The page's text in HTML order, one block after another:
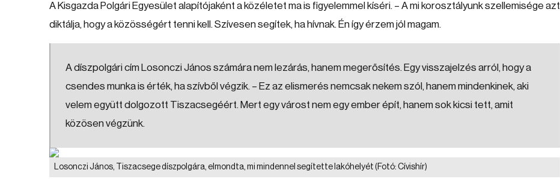
A Kisgazda Polgári Egyesület alapítójaként a közéletet ma is figyelemmel kíséri. – A mi korosztályunk szellemisége azt
diktálja, hogy a közösségért tenni kell. Szívesen segítek, ha hívnak. Én így érzem jól magam.
A díszpolgári cím Losonczi János számára nem lezárás, hanem megerősítés. Egy visszajelzés arról, hogy a
csendes munka is érték, ha szívből végzik. – Ez az elismerés nemcsak nekem szól, hanem mindenkinek, aki
velem együtt dolgozott Tiszacsegéért. Mert egy várost nem egy ember épít, hanem sok kicsi tett, amit
közösen végzünk.
Losonczi János, Tiszacsege díszpolgára, elmondta, mi mindennel segítette lakóhelyét (Fotó: Cívishír)